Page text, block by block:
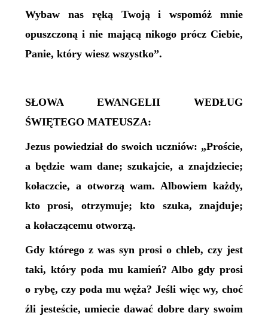
Wybaw nas ręką Twoją i wspomóż mnie
opuszczoną i nie mającą nikogo prócz Ciebie,
Panie, który wiesz wszystko”.
SŁOWA EWANGELII WEDŁUG
ŚWIĘTEGO MATEUSZA:
Jezus powiedział do swoich uczniów: „Proście,
a będzie wam dane; szukajcie, a znajdziecie;
kołaczcie, a otworzą wam. Albowiem każdy,
kto prosi, otrzymuje; kto szuka, znajduje;
a kołaczącemu otworzą.
Gdy którego z was syn prosi o chleb, czy jest
taki, który poda mu kamień? Albo gdy prosi
o rybę, czy poda mu węża? Jeśli więc wy, choć
źli jesteście, umiecie dawać dobre dary swoim